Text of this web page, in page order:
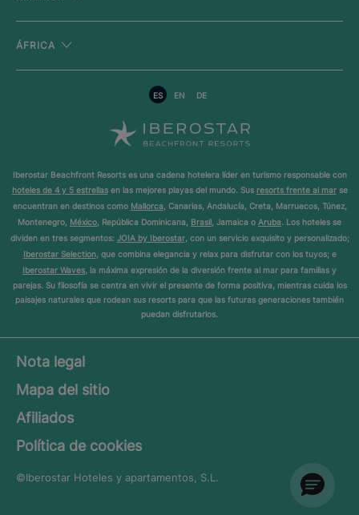
ÁFRICA
ES EN DE
Iberostar Beachfront Resorts es una cadena hotelera líder en turismo responsable con
hoteles de 4 y 5 estrellasen las mejores playas del mundo. Sus resorts frente al marse
encuentran en destinos como Mallorca, Canarias, Andalucía, Creta, Marruecos, Túnez,
Montenegro, México, República Dominicana, Brasil, Jamaica o Aruba. Los hoteles se
dividen en tres segmentos: JOIA by Iberostar, con un servicio exquisito y personalizado;
Iberostar Selection, que combina elegancia y relax para disfrutar con los tuyos; e
Iberostar Waves, la máxima expresión de la diversión frente al mar para familias y
parejas. Su filosofía se centra en vivir el presente de forma positiva, mientras cuida los
paisajes naturales que rodean sus resorts para que las futuras generaciones también
puedan disfrutarlos.
Nota legal
Mapa del sitio
Afiliados
Política de cookies
©Iberostar Hoteles y apartamentos, S.L.